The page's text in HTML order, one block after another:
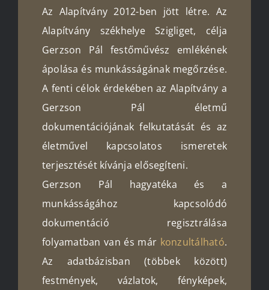
Az Alapítvány 2012-ben jött létre. Az
Alapítvány székhelye Szigliget, célja
Gerzson Pál festőművész emlékének
ápolása és munkásságának megőrzése.
A fenti célok érdekében az Alapítvány a
Gerzson Pál életmű
dokumentációjának felkutatását és az
életművel kapcsolatos ismeretek
terjesztését kívánja elősegíteni.
Gerzson Pál hagyatéka és a
munkásságához kapcsolódó
dokumentáció regisztrálása
folyamatban van és már konzultálható.
Az adatbázisban (többek között)
festmények, vázlatok, fényképek,